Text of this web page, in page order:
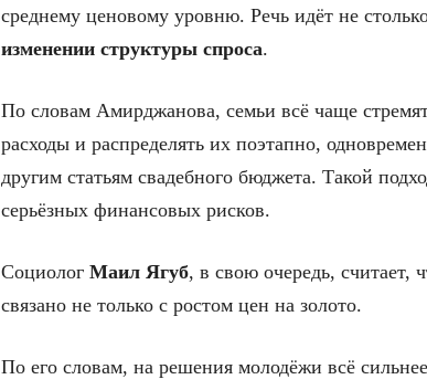
среднему ценовому уровню. Речь идёт не
изменении структуры спроса.
По словам Амирджанова, семьи всё чаще
расходы и распределять их поэтапно,
другим статьям свадебного бюджета. Такой
серьёзных финансовых рисков.
Социолог Маил Ягуб, в свою очередь, считает,
связано не только с ростом цен на золото.
По его словам, на решения молодёжи всё